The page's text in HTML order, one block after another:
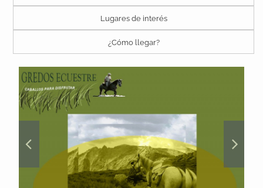
Lugares de interés
¿Cómo llegar?